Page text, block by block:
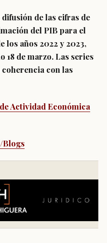
de las cifras de
del PIB para el
los años 2022 y 2023,
18 de marzo. Las series
con las
Actividad Económica
Blogs